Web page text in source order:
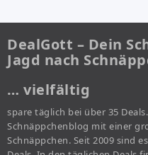
DealGott – Dein
Jagd nach
… vielfältig
spare täglich bei über 35
Schnäppchenblog mit einer
Schnäppchen. Seit 2009 sind